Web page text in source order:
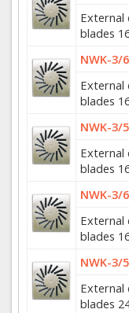
External
blades
NWK-3/
External
blades
NWK-3/
External
blades
NWK-3/
External
blades
NWK-3/
External
blades